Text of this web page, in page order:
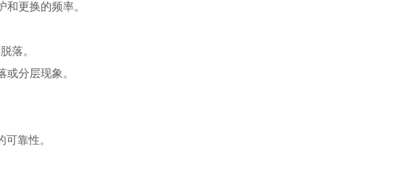
更换的频率。
落。
分层现象。
靠性。